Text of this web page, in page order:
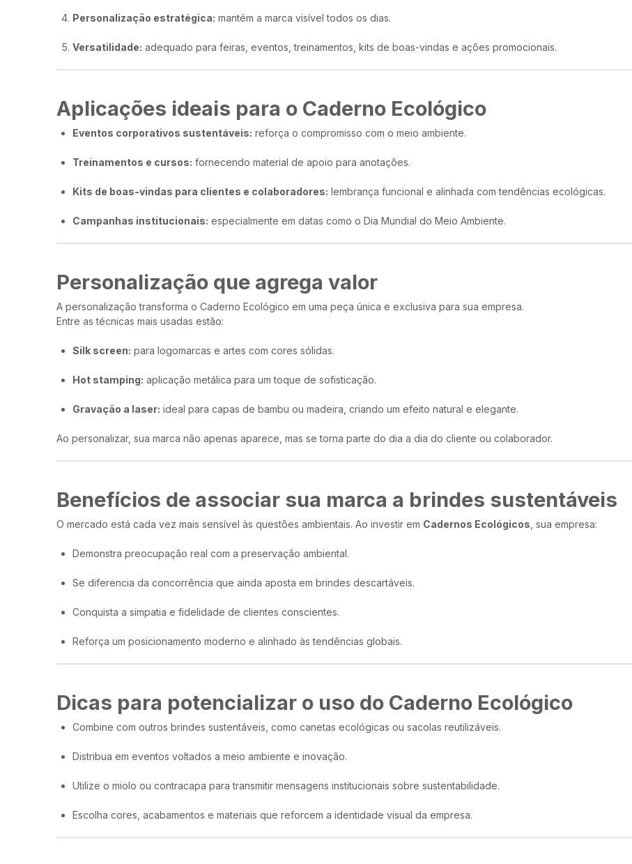
Personalização estratégica: mantém a marca visível todos os dias.
Versatilidade: adequado para feiras, eventos, treinamentos, kits de boas-vindas e ações promocionais.
Aplicações ideais para o Caderno Ecológico
Eventos corporativos sustentáveis: reforça o compromisso com o meio ambiente.
Treinamentos e cursos: fornecendo material de apoio para anotações.
Kits de boas-vindas para clientes e colaboradores: lembrança funcional e alinhada com tendências ecológicas.
Campanhas institucionais: especialmente em datas como o Dia Mundial do Meio Ambiente.
Personalização que agrega valor
A personalização transforma o Caderno Ecológico em uma peça única e exclusiva para sua empresa.
Entre as técnicas mais usadas estão:
Silk screen: para logomarcas e artes com cores sólidas.
Hot stamping: aplicação metálica para um toque de sofisticação.
Gravação a laser: ideal para capas de bambu ou madeira, criando um efeito natural e elegante.
Ao personalizar, sua marca não apenas aparece, mas se torna parte do dia a dia do cliente ou colaborador.
Benefícios de associar sua marca a brindes sustentáveis
O mercado está cada vez mais sensível às questões ambientais. Ao investir em Cadernos Ecológicos , sua empresa:
Demonstra preocupação real com a preservação ambiental.
Se diferencia da concorrência que ainda aposta em brindes descartáveis.
Conquista a simpatia e fidelidade de clientes conscientes.
Reforça um posicionamento moderno e alinhado às tendências globais.
Dicas para potencializar o uso do Caderno Ecológico
Combine com outros brindes sustentáveis, como canetas ecológicas ou sacolas reutilizáveis.
Distribua em eventos voltados a meio ambiente e inovação.
Utilize o miolo ou contracapa para transmitir mensagens institucionais sobre sustentabilidade.
Escolha cores, acabamentos e materiais que reforcem a identidade visual da empresa.